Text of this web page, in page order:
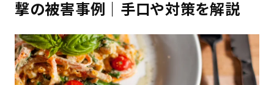
撃の被害事例｜手口や対策を解説